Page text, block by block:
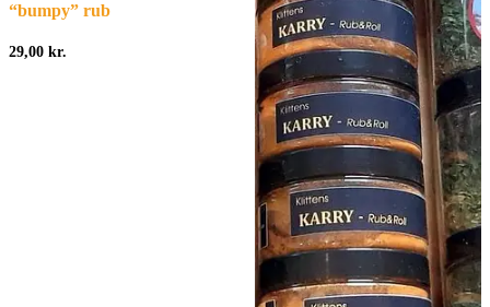
“bumpy” rub
29,00 kr.